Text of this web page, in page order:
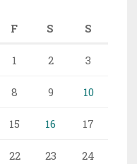
F S S
1 2 3
8 9 10
15 16 17
22 23 24